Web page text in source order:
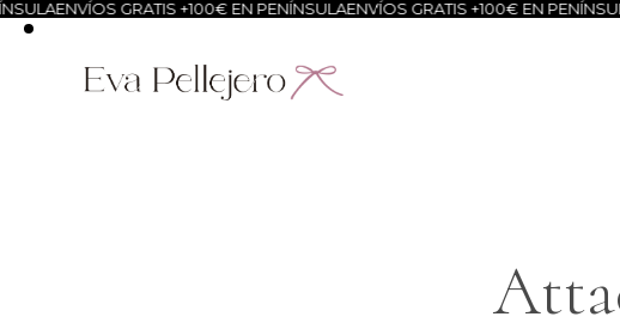
GRATIS +100€ EN PENÍNSULAENVÍOS GRATIS +100€ EN PENÍNSULA